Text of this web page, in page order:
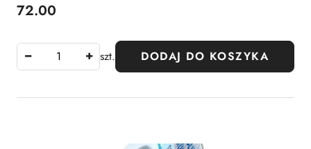
Cena:
72.00
szt. DODAJ DO KOSZYKA